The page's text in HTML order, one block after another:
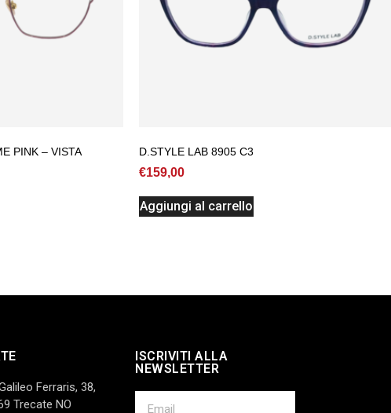
PINK – VISTA D.STYLE LAB 8905 C3
€159,00
Aggiungi al carrello
Ferraris, 38,
Trecate NO
ISCRIVITI ALLA
NEWSLETTER